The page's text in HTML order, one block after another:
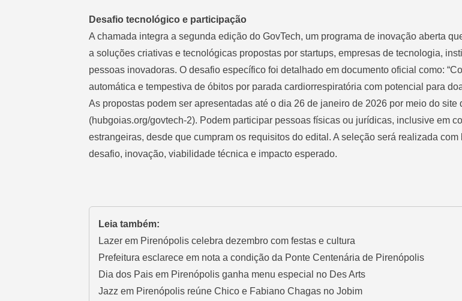
Desafio tecnológico e participação
A chamada integra a segunda edição do GovTech, um programa de inovação aberta
a soluções criativas e tecnológicas propostas por startups, empresas de tecnologia,
pessoas inovadoras. O desafio específico foi detalhado em documento oficial como:
automática e tempestiva de óbitos por parada cardiorrespiratória com potencial para
As propostas podem ser apresentadas até o dia 26 de janeiro de 2026 por meio do site
(hubgoias.org/govtech-2). Podem participar pessoas físicas ou jurídicas, inclusive em
estrangeiras, desde que cumpram os requisitos do edital. A seleção será realizada
desafio, inovação, viabilidade técnica e impacto esperado.
Leia também:
Lazer em Pirenópolis celebra dezembro com festas e cultura
Prefeitura esclarece em nota a condição da Ponte Centenária de Pirenópolis
Dia dos Pais em Pirenópolis ganha menu especial no Des Arts
Jazz em Pirenópolis reúne Chico e Fabiano Chagas no Jobim